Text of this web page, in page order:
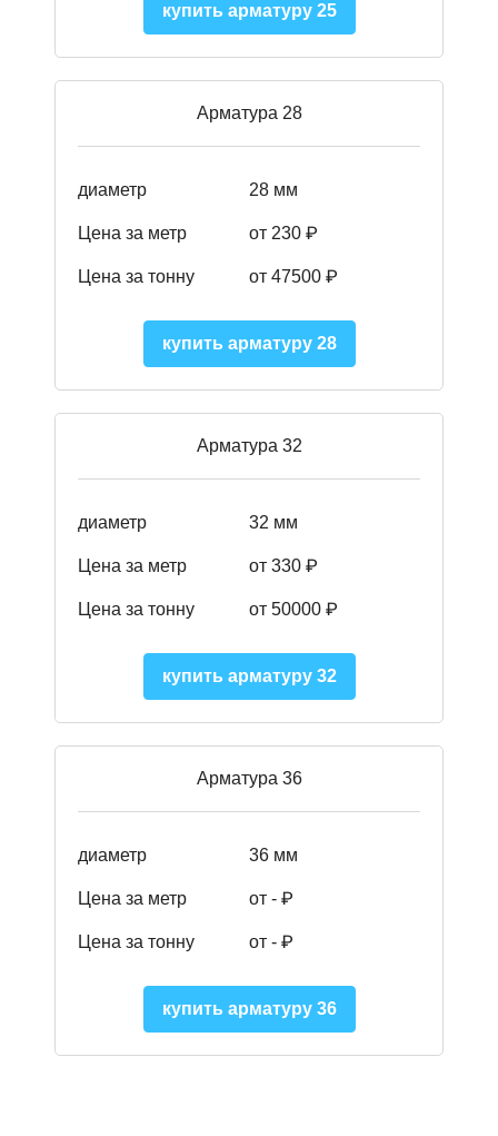
купить арматуру 25
Арматура 28
диаметр 28 мм
Цена за метр от 230 ₽
Цена за тонну от 47500 ₽
купить арматуру 28
Арматура 32
диаметр 32 мм
Цена за метр от 330 ₽
Цена за тонну от 50000 ₽
купить арматуру 32
Арматура 36
диаметр 36 мм
Цена за метр от - ₽
Цена за тонну от - ₽
купить арматуру 36